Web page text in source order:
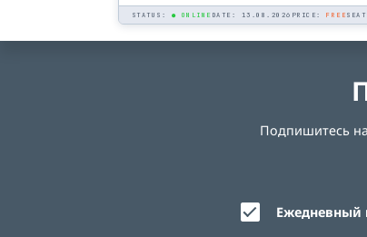
STATUS: ● ONLINE DATE: 13.08.2026 PRICE: FREE
Подпишитесь
Ежедневный